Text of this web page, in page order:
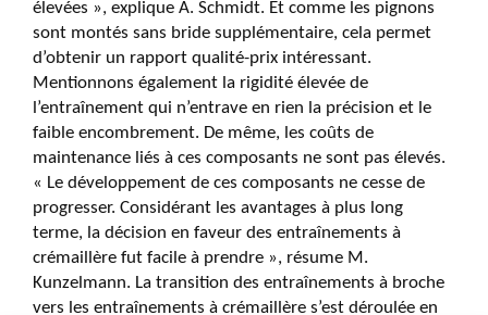
élevées », explique A. Schmidt. Et comme les pignons
sont montés sans bride supplémentaire, cela permet
d’obtenir un rapport qualité-prix intéressant.
Mentionnons également la rigidité élevée de
l’entraînement qui n’entrave en rien la précision et le
faible encombrement. De même, les coûts de
maintenance liés à ces composants ne sont pas élevés.
« Le développement de ces composants ne cesse de
progresser. Considérant les avantages à plus long
terme, la décision en faveur des entraînements à
crémaillère fut facile à prendre », résume M.
Kunzelmann. La transition des entraînements à broche
vers les entraînements à crémaillère s’est déroulée en